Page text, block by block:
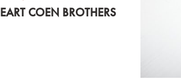
COEN BROTHERS